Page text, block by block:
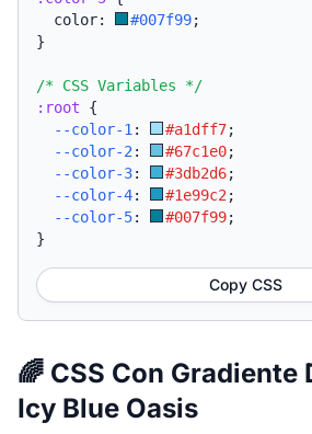
  color:
#007f99;
}
/* CSS Variables */
:root {
--color-1 : #a1dff7;
--color-2 : #67c1e0;
--color-3: #3db2d6;
--color-4: #1e99c2 ;
--color-5: #007f99;
}
Copy CSS
🌈 CSS Con Gradiente
Icy Blue Oasis